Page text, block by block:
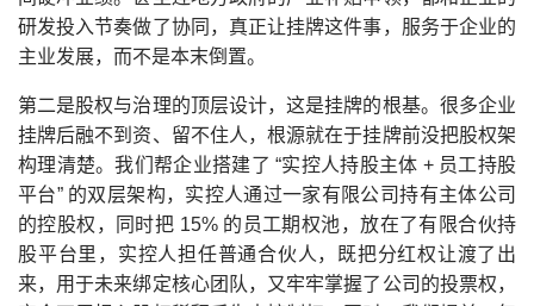
研发投入节奏做了协同，真正让挂牌这件事，服务于企业的
主业发展，而不是本末倒置。
第二是股权与治理的顶层设计，这是挂牌的根基。很多企业
挂牌后融不到资、留不住人，根源就在于挂牌前没把股权架
构理清楚。我们帮企业搭建了 “实控人持股主体 + 员工持股
平台” 的双层架构，实控人通过一家有限公司持有主体公司
的控股权，同时把 15% 的员工期权池，放在了有限合伙持
股平台里，实控人担任普通合伙人，既把分红权让渡了出
来，用于未来绑定核心团队，又牢牢掌握了公司的投票权，